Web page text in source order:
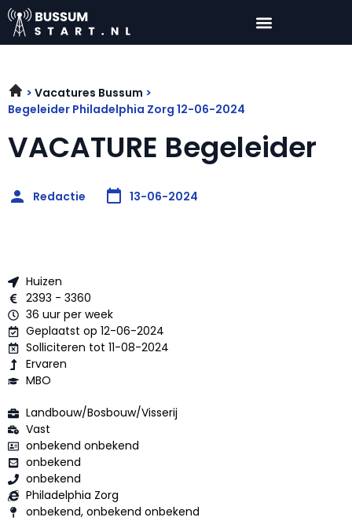
Vacatures Bussum
Begeleider Philadelphia Zorg 12-06-2024
VACATURE Begeleider
Redactie 13-06-2024
Huizen
2393 - 3360
36 uur per week
Geplaatst op 12-06-2024
Solliciteren tot 11-08-2024
Ervaren
MBO
Landbouw/Bosbouw/Visserij
Vast
onbekend onbekend
onbekend
onbekend
Philadelphia Zorg
onbekend, onbekend onbekend